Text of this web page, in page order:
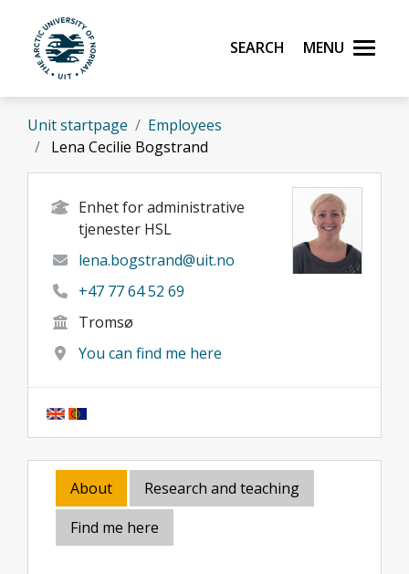
Skip to main content
UiT The Arctic University of Norway
Search Menu
Unit startpage
Employees
Lena Cecilie Bogstrand
Enhet for administrative
tjenester HSL
lena.bogstrand@uit.no
+47 77 64 52 69
Tromsø
You can find me here
About
Research and teaching
Find me here